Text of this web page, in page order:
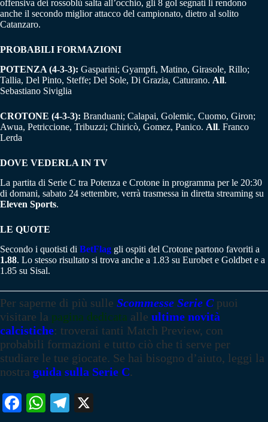
offensiva dei rossoblù salta all’occhio, gli 8 gol segnati li rendono
anche il secondo miglior attacco del campionato, dietro al solito
Catanzaro.
PROBABILI FORMAZIONI
POTENZA (4-3-3): Gasparini; Gyampfi, Matino, Girasole, Rillo;
Tallia, Del Pinto, Steffe; Del Sole, Di Grazia, Caturano. All.
Sebastiano Siviglia
CROTONE (4-3-3): Branduani; Calapai, Golemic, Cuomo, Giron;
Awua, Petriccione, Tribuzzi; Chiricò, Gomez, Panico. All. Franco
Lerda
DOVE VEDERLA IN TV
La partita di Serie C tra Potenza e Crotone in programma per le 20:30
di domani, sabato 24 settembre, verrà trasmessa in diretta streaming su
Eleven Sports.
LE QUOTE
Secondo i quotisti di BetFlag gli ospiti del Crotone partono favoriti a
1.88. Lo stesso risultato si trova anche a 1.83 su Eurobet e Goldbet e a
1.85 su Sisal.
Per saperne di più sulle Scommesse Serie C puoi
visitare la pagina dedicata alle ultime novità
calcistiche: troverai tanti Match Preview, con
probabili formazioni e tutto ciò che ti serve per
studiare le tue giocate. Se hai bisogno d’aiuto, leggi la
nostra guida sulla Serie C.
Fa W
Te